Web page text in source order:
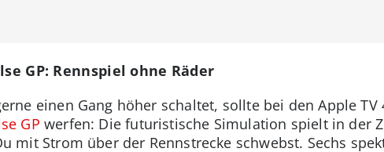
GP: Rennspiel ohne Räder
einen Gang höher schaltet, sollte bei den Apple
GP werfen: Die futuristische Simulation spielt in der
mit Strom über der Rennstrecke schwebst. Sechs